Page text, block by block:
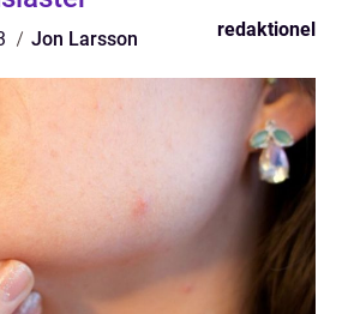
Jon Larsson redaktionel